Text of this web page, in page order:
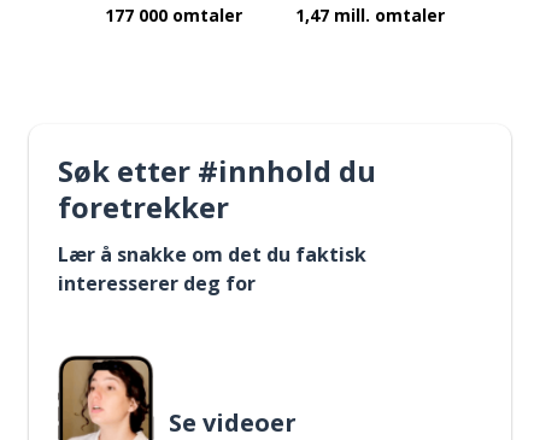
177 000 omtaler 1,47 mill. omtaler
Søk etter #innhold du
foretrekker
Lær å snakke om det du faktisk
interesserer deg for
Se videoer